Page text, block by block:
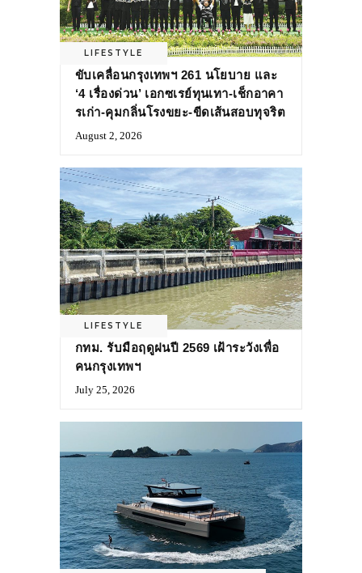
LIFESTYLE
ขับเคลื่อนกรุงเทพฯ 261 นโยบาย และ
‘4 เรื่องด่วน’ เอกซเรย์ทุนเทา-เช็กอาคา
รเก่า-คุมกลิ่นโรงขยะ-ขีดเส้นสอบทุจริต
August 2, 2026
LIFESTYLE
กทม. รับมือฤดูฝนปี 2569 เฝ้าระวังเพื่อ
คนกรุงเทพฯ
July 25, 2026